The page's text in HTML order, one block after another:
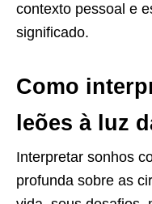
contexto pessoal e
significado.
Como
leões à luz
Interpretar sonhos
profunda sobre as